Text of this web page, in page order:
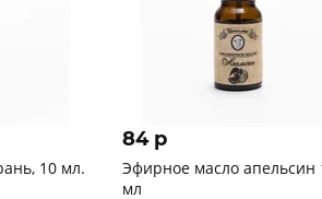
Герань, 10 мл.
84 p
Эфирное масло апельсин 10
мл